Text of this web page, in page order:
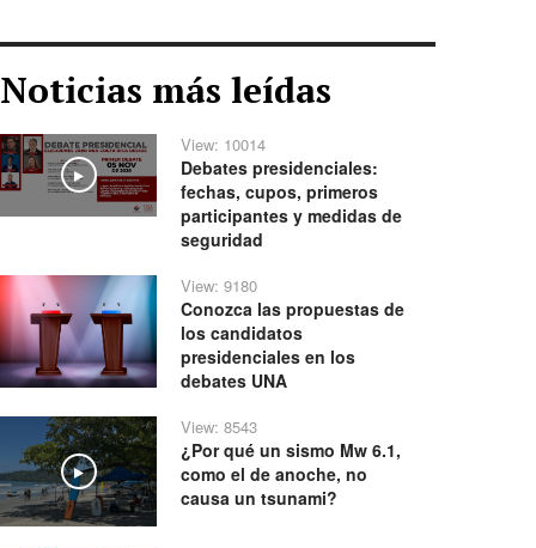
Noticias más leídas
Play
View: 10014
Debates presidenciales:
fechas, cupos, primeros
participantes y medidas de
seguridad
View: 9180
Conozca las propuestas de
los candidatos
presidenciales en los
debates UNA
Play
View: 8543
¿Por qué un sismo Mw 6.1,
como el de anoche, no
causa un tsunami?